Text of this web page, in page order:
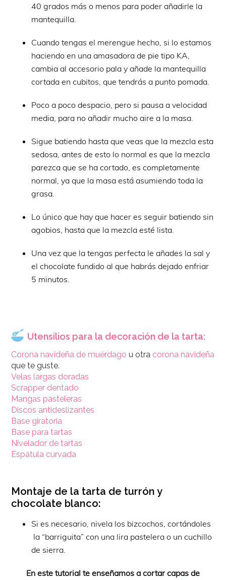
40 grados más o menos para poder añadirle la
mantequilla.
Cuando tengas el merengue hecho, si lo estamos
haciendo en una amasadora de pie tipo KA,
cambia al accesorio pala y añade la mantequilla
cortada en cubitos, que tendrás a punto pomada.
Poco a poco despacio, pero si pausa a velocidad
media, para no añadir mucho aire a la masa.
Sigue batiendo hasta que veas que la mezcla esta
sedosa, antes de esto lo normal es que la mezcla
parezca que se ha cortado, es completamente
normal, ya que la masa está asumiendo toda la
grasa.
Lo único que hay que hacer es seguir batiendo sin
agobios, hasta que la mezcla esté lista.
Una vez que la tengas perfecta le añades la sal y
el chocolate fundido al que habrás dejado enfriar
5 minutos.
Utensilios para la decoración de la tarta:
Corona navideña de muérdago u otra corona navideña
que te guste.
Velas largas doradas
Scrapper dentado
Mangas pasteleras
Discos antideslizantes
Base giratoria
Base para tartas
Nivelador de tartas
Espátula curvada
Montaje de la tarta de turrón y
chocolate blanco:
Si es necesario, nivela los bizcochos, cortándoles
la “barriguita” con una lira pastelera o un cuchillo
de sierra.
En este tutorial te enseñamos a cortar capas de